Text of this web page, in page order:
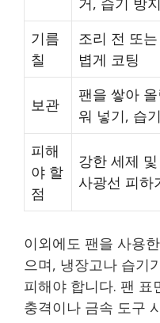
기름
칠
조리 전 또
볍게 코팅
보관
팬을 쌓아
워 넣기, 습
피해
야 할
점
강한 세제
사광선 피하
이외에도 팬을 사용
으며, 냉장고나 습기
피해야 합니다. 팬
충격이나 금속 도구